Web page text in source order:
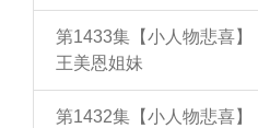
第1433集【小人物悲喜
王美恩姐妹
第1432集【小人物悲喜